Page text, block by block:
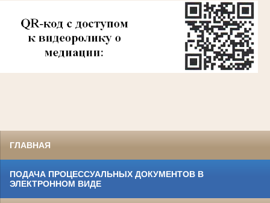
ГЛАВНАЯ
ПОДАЧА ПРОЦЕССУАЛЬНЫХ ДОКУМЕНТОВ В
ЭЛЕКТРОННОМ ВИДЕ